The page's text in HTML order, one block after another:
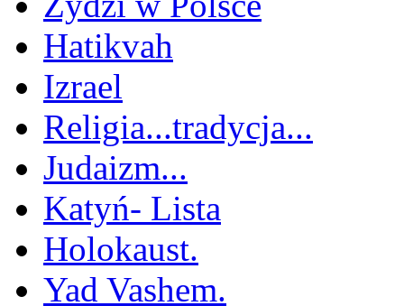
Hatikvah
Izrael
Religia...tradycja...
Judaizm...
Katyń- Lista
Holokaust.
Yad Vashem.